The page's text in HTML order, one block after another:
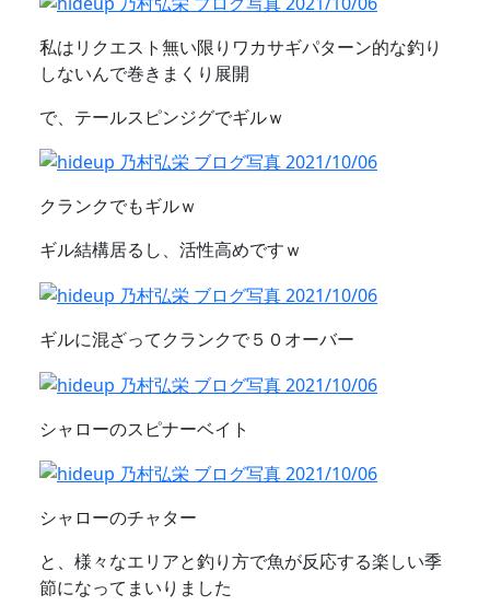
私はリクエスト無い限りワカサギパターン的な釣り
しないんで巻きまくり展開
で、テールスピンジグでギルｗ
クランクでもギルｗ
ギル結構居るし、活性高めですｗ
ギルに混ざってクランクで５０オーバー
シャローのスピナーベイト
シャローのチャター
と、様々なエリアと釣り方で魚が反応する楽しい季
節になってまいりました